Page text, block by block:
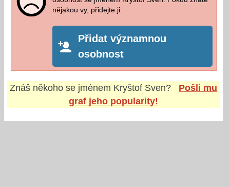
nějakou vy, přidejte ji.
Přidat významnou
osobnost
Znáš někoho se jménem Kryštof Sven?
Pošli mu
graf jeho popularity!